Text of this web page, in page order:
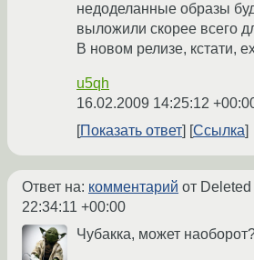
недоделанные образы
выложили скорее всего
В новом релизе, кстати,
u5qh
16.02.2009 14:25:12
Показать ответ
Ссылка
Ответ на: комментарий от Deleted
22:34:11 +00:00
Чубакка, может